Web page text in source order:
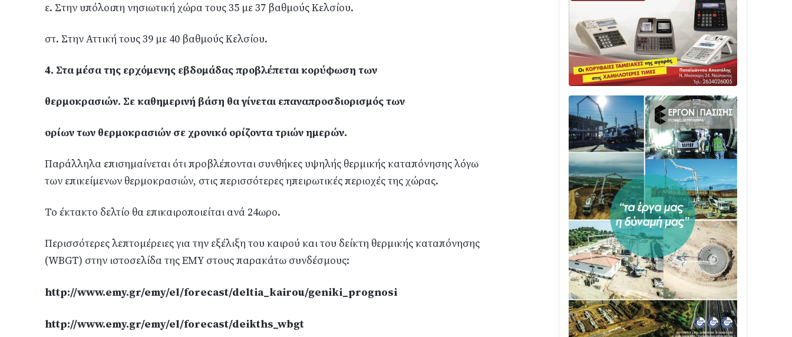
ε. Στην υπόλοιπη νησιωτική χώρα τους 35 με 37 βαθμούς Κελσίου.
στ. Στην Αττική τους 39 με 40 βαθμούς Κελσίου.
4. Στα μέσα της ερχόμενης εβδομάδας προβλέπεται κορύφωση των
θερμοκρασιών. Σε καθημερινή βάση θα γίνεται επαναπροσδιορισμός των
ορίων των θερμοκρασιών σε χρονικό ορίζοντα τριών ημερών.
Παράλληλα επισημαίνεται ότι προβλέπονται συνθήκες υψηλής θερμικής καταπόνησης λόγω
των επικείμενων θερμοκρασιών, στις περισσότερες ηπειρωτικές περιοχές της χώρας.
Το έκτακτο δελτίο θα επικαιροποιείται ανά 24ωρο.
Περισσότερες λεπτομέρειες για την εξέλιξη του καιρού και του δείκτη θερμικής καταπόνησης
(WBGT) στην ιστοσελίδα της ΕΜΥ στους παρακάτω συνδέσμους:
http://www.emy.gr/emy/el/forecast/deltia_kairou/geniki_prognosi
http://www.emy.gr/emy/el/forecast/deikths_wbgt